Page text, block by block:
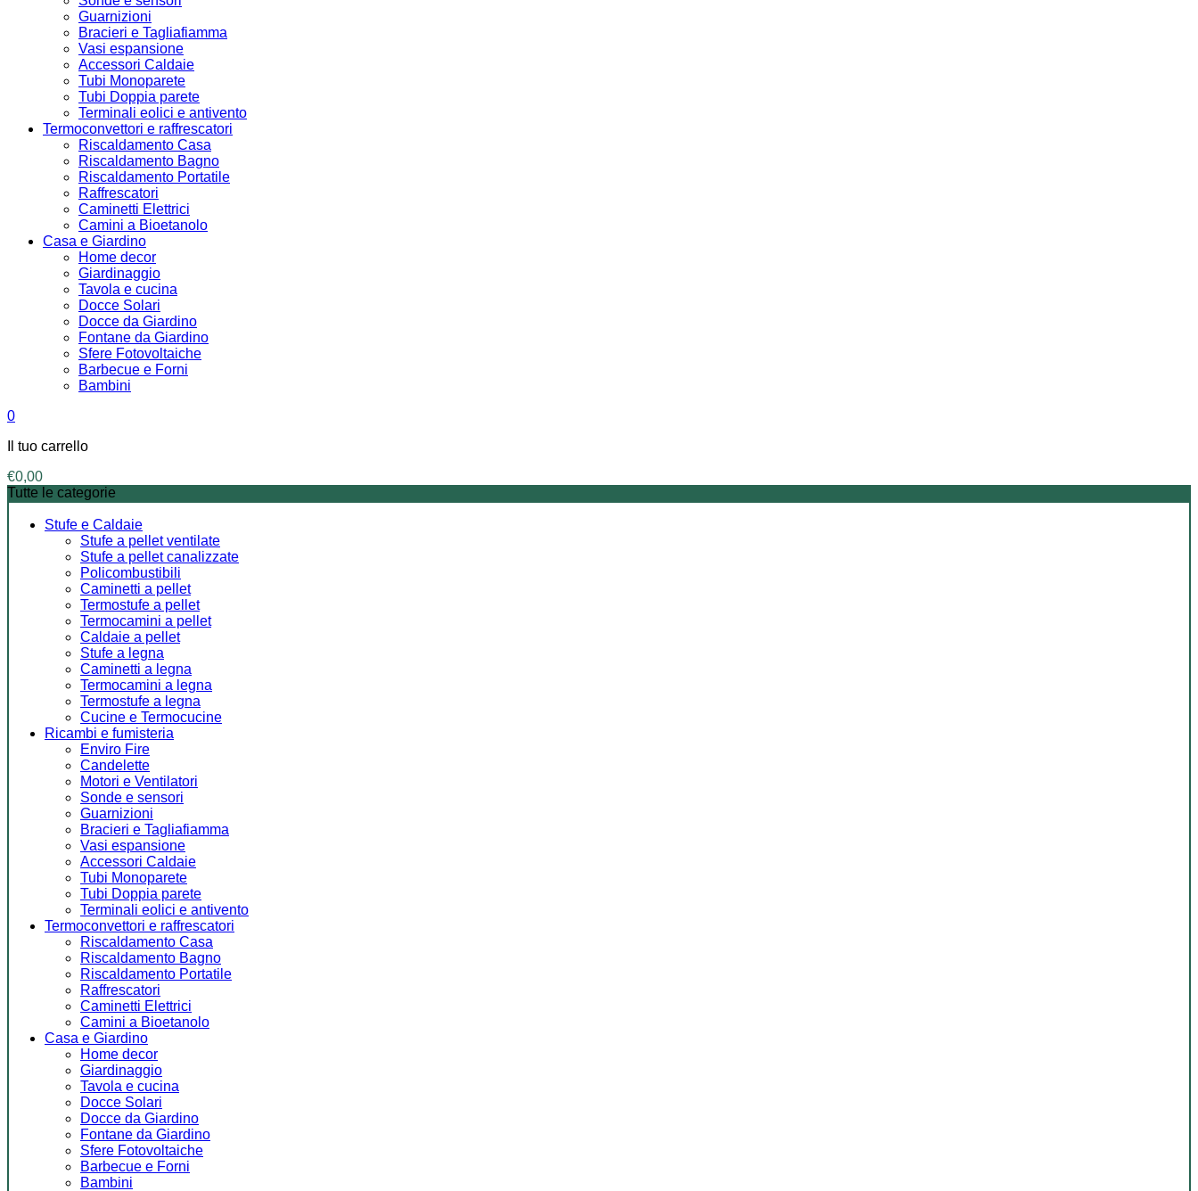
Guarnizioni
Bracieri e Tagliafiamma
Vasi espansione
Accessori Caldaie
Tubi Monoparete
Tubi Doppia parete
Terminali eolici e antivento
Termoconvettori e raffrescatori
Riscaldamento Casa
Riscaldamento Bagno
Riscaldamento Portatile
Raffrescatori
Caminetti Elettrici
Camini a Bioetanolo
Casa e Giardino
Home decor
Giardinaggio
Tavola e cucina
Docce Solari
Docce da Giardino
Fontane da Giardino
Sfere Fotovoltaiche
Barbecue e Forni
Bambini
0
Il tuo carrello
€0,00
Tutte le categorie
Stufe e Caldaie
Stufe a pellet ventilate
Stufe a pellet canalizzate
Policombustibili
Caminetti a pellet
Termostufe a pellet
Termocamini a pellet
Caldaie a pellet
Stufe a legna
Caminetti a legna
Termocamini a legna
Termostufe a legna
Cucine e Termocucine
Ricambi e fumisteria
Enviro Fire
Candelette
Motori e Ventilatori
Sonde e sensori
Guarnizioni
Bracieri e Tagliafiamma
Vasi espansione
Accessori Caldaie
Tubi Monoparete
Tubi Doppia parete
Terminali eolici e antivento
Termoconvettori e raffrescatori
Riscaldamento Casa
Riscaldamento Bagno
Riscaldamento Portatile
Raffrescatori
Caminetti Elettrici
Camini a Bioetanolo
Casa e Giardino
Home decor
Giardinaggio
Tavola e cucina
Docce Solari
Docce da Giardino
Fontane da Giardino
Sfere Fotovoltaiche
Barbecue e Forni
Bambini